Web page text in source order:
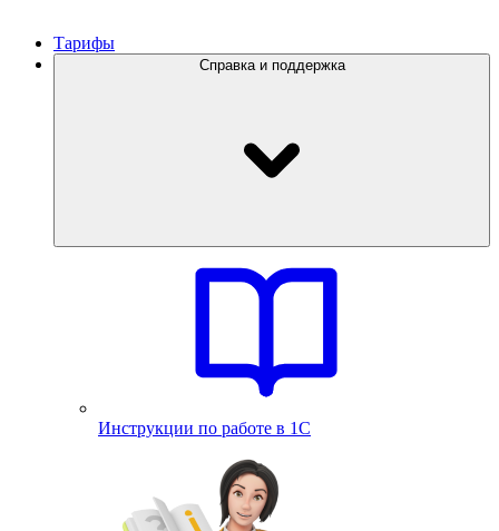
Тарифы
Справка и поддержка
Инструкции по работе в 1С